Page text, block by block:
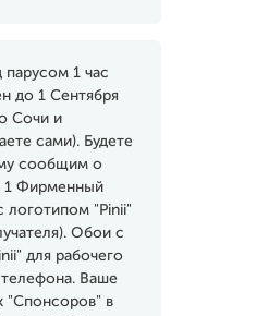
парусом 1 час
до 1 Сентября
Сочи и
сами). Будете
сообщим о
1 Фирменный
логотипом "Pinii"
Обои с
для рабочего
Ваше
"Спонсоров" в